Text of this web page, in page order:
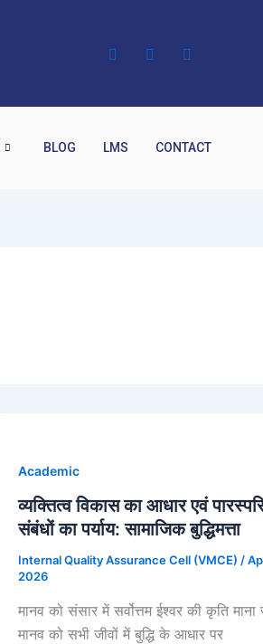
BLOG LMS CONTACT
Academic
व्यक्तित्व विकास का आधार एवं
संबंधों का पर्याय: सामाजिक बुद्धिमत्ता
Internal Quality Assurance Cell (VMCE) /
2026
मानव को संसार में सर्वोत्तम ईश्वर की कृति माना
मानव को सभी जीवों में बुद्धि के आधार पर